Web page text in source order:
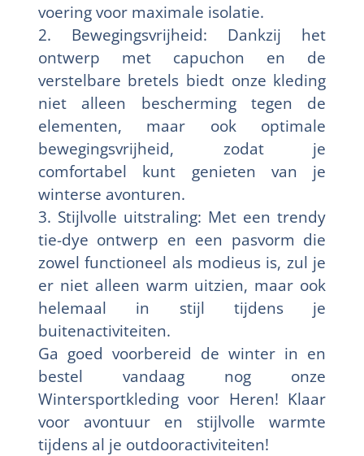
voering voor maximale isolatie.
2. Bewegingsvrijheid: Dankzij het
ontwerp met capuchon en de
verstelbare bretels biedt onze kleding
niet alleen bescherming tegen de
elementen, maar ook optimale
bewegingsvrijheid, zodat je
comfortabel kunt genieten van je
winterse avonturen.
3. Stijlvolle uitstraling: Met een trendy
tie-dye ontwerp en een pasvorm die
zowel functioneel als modieus is, zul je
er niet alleen warm uitzien, maar ook
helemaal in stijl tijdens je
buitenactiviteiten.
Ga goed voorbereid de winter in en
bestel vandaag nog onze
Wintersportkleding voor Heren! Klaar
voor avontuur en stijlvolle warmte
tijdens al je outdooractiviteiten!